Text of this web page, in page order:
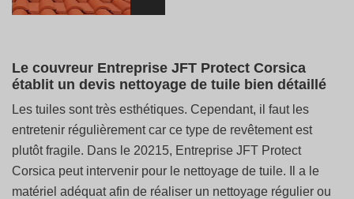
Le couvreur Entreprise JFT Protect Corsica
établit un devis nettoyage de tuile bien détaillé
Les tuiles sont très esthétiques. Cependant, il faut les
entretenir régulièrement car ce type de revêtement est
plutôt fragile. Dans le 20215, Entreprise JFT Protect
Corsica peut intervenir pour le nettoyage de tuile. Il a le
matériel adéquat afin de réaliser un nettoyage régulier ou